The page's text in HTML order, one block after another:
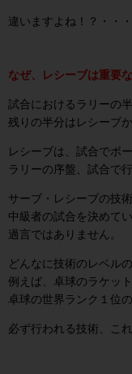
違いますよね！？・・
なぜ、レシーブは重要
試合におけるラリーの
残りの半分はレシーブ
レシーブは、試合でボ
ラリーの序盤、試合で
サーブ・レシーブの技
中級者の試合を決めて
過言ではありません。
どんなに技術のレベル
例えば、卓球のラケッ
卓球の世界ランク１位
必ず行われる技術、こ